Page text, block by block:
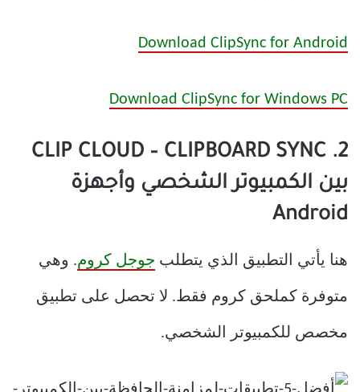
Download ClipSync for Android
Download ClipSync for Windows PC
2. CLIP CLOUD – CLIPBOARD SYNC
بين الكمبيوتر الشخصي وأجهزة
Android
هنا يأتي التطبيق الذي يتطلب جوجل كروم. وهي
متوفرة كملحق كروم فقط. لا تحصل على تطبيق
مخصص للكمبيوتر الشخصي.